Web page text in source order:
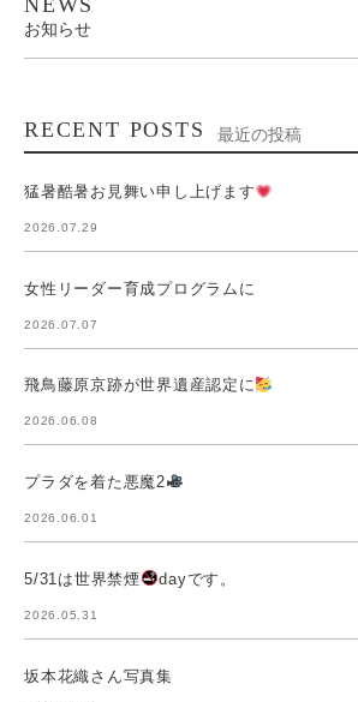
お知らせ
RECENT POSTS 最近の投稿
猛暑酷暑お見舞い申し上げます
2026.07.29
女性リーダー育成プログラムに
2026.07.07
飛鳥藤原京跡が世界遺産認定に
2026.06.08
プラダを着た悪魔2
2026.06.01
5/31は世界禁煙 dayです。
2026.05.31
坂本花織さん写真集